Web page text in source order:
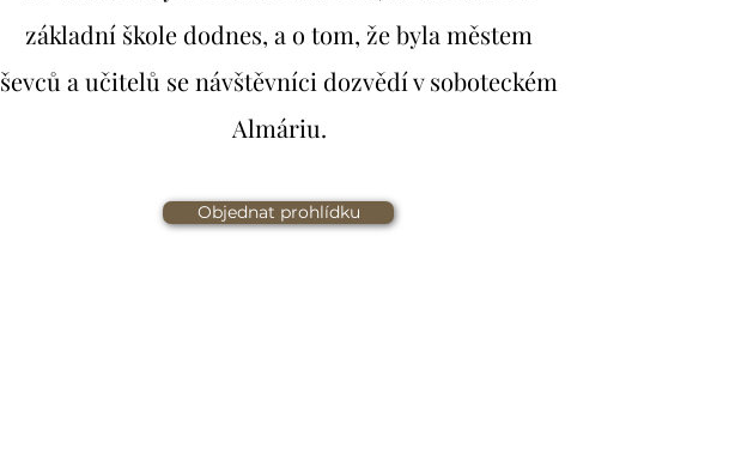
základní škole dodnes, a o tom, že byla městem
ševců a učitelů se návštěvníci dozvědí v soboteckém
Almáriu.
Objednat prohlídku